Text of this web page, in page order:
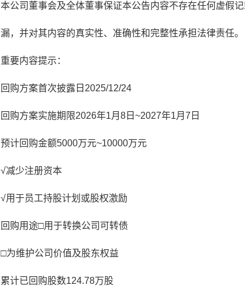
本公司董事会及全体董事保证本公告内容不存在任何虚假
漏，并对其内容的真实性、准确性和完整性承担法律责任。
重要内容提示：
回购方案首次披露日2025/12/24
回购方案实施期限2026年1月8日~2027年1月7日
预计回购金额5000万元~10000万元
√减少注册资本
√用于员工持股计划或股权激励
回购用途□用于转换公司可转债
□为维护公司价值及股东权益
累计已回购股数124.78万股